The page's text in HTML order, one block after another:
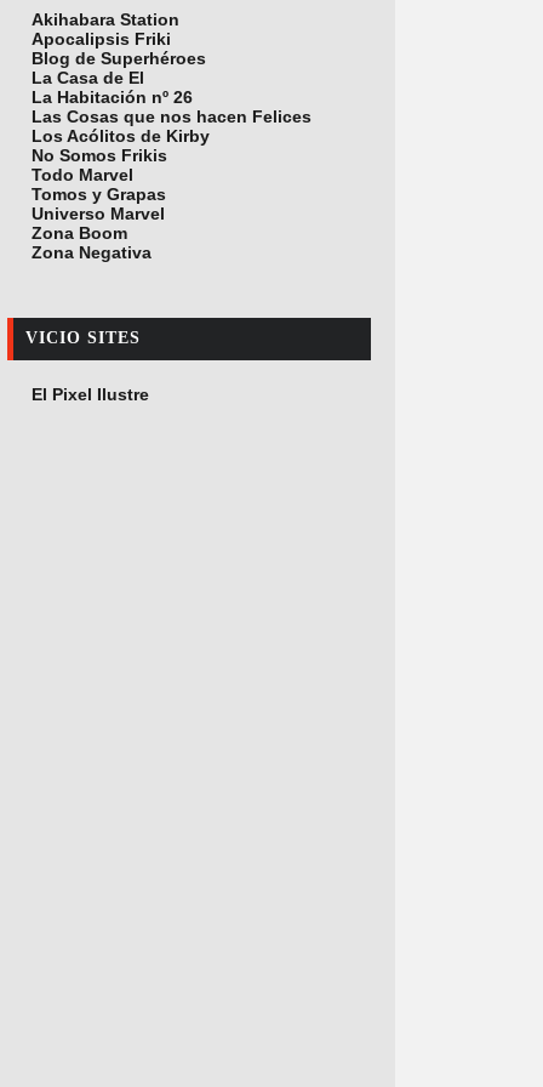
Akihabara Station
Apocalipsis Friki
Blog de Superhéroes
La Casa de El
La Habitación nº 26
Las Cosas que nos hacen Felices
Los Acólitos de Kirby
No Somos Frikis
Todo Marvel
Tomos y Grapas
Universo Marvel
Zona Boom
Zona Negativa
VICIO SITES
El Pixel Ilustre